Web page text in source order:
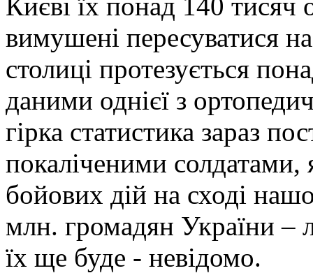
вимушені пересуватися
столиці протезується
даними однієї з
гірка статистика зараз
покаліченими солдатами,
бойових дій на сході
млн. громадян України –
їх ще буде - невідомо.